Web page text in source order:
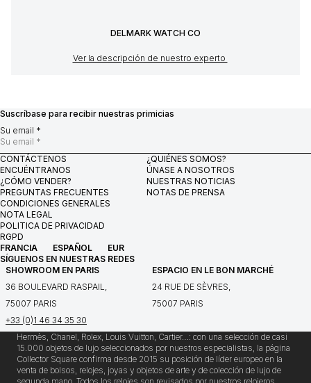
DELMARK WATCH CO
Ver la descripción de nuestro experto
Suscríbase para recibir nuestras primicias
Su email *
SÍGUENOS EN NUESTRAS REDES
CONTÁCTENOS
ENCUÉNTRANOS
¿CÓMO VENDER?
PREGUNTAS FRECUENTES
SHOWROOM EN PARIS
36 BOULEVARD RASPAIL,
75007 PARIS
+33 (0)1 46 34 35 30
¿QUIÉNES SOMOS?
ÚNASE A NOSOTROS
NUESTRAS NOTICIAS
NOTAS DE PRENSA
ESPACIO EN LE BON MARCHÉ
24 RUE DE SÈVRES,
75007 PARIS
CONDICIONES GENERALES
NOTA LEGAL
POLITICA DE PRIVACIDAD
RGPD
FRANCIA
ESPAÑOL EUR
Hermès, Chanel, Rolex, Louis Vuitton, Cartier…: con una selección de casi
15.000 objetos de lujo seleccionados por nuestros especialistas, la página
Collector Square confirma desde 2015 su posición de líder europeo en la
venta de bolsos, relojes, joyas y objetos de arte y de colección de lujo de